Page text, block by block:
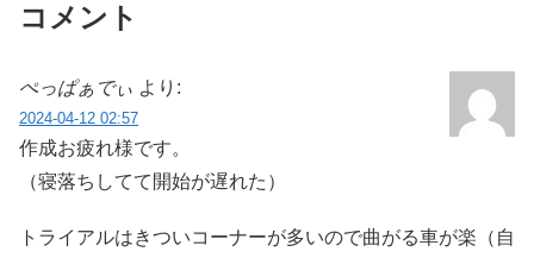
コメント
ぺっぱぁでぃ より:
2024-04-12 02:57
作成お疲れ様です。
（寝落ちしてて開始が遅れた）
トライアルはきついコーナーが多いので曲がる車が楽（自